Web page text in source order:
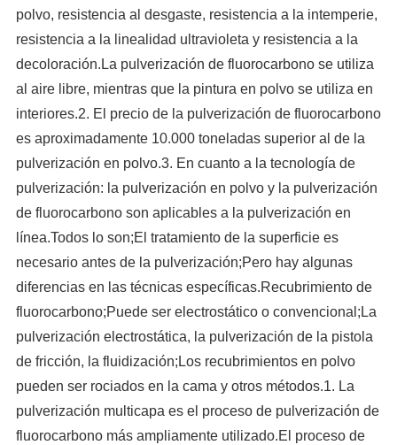
polvo, resistencia al desgaste, resistencia a la intemperie,
resistencia a la linealidad ultravioleta y resistencia a la
decoloración.La pulverización de fluorocarbono se utiliza
al aire libre, mientras que la pintura en polvo se utiliza en
interiores.2. El precio de la pulverización de fluorocarbono
es aproximadamente 10.000 toneladas superior al de la
pulverización en polvo.3. En cuanto a la tecnología de
pulverización: la pulverización en polvo y la pulverización
de fluorocarbono son aplicables a la pulverización en
línea.Todos lo son;El tratamiento de la superficie es
necesario antes de la pulverización;Pero hay algunas
diferencias en las técnicas específicas.Recubrimiento de
fluorocarbono;Puede ser electrostático o convencional;La
pulverización electrostática, la pulverización de la pistola
de fricción, la fluidización;Los recubrimientos en polvo
pueden ser rociados en la cama y otros métodos.1. La
pulverización multicapa es el proceso de pulverización de
fluorocarbono más ampliamente utilizado.El proceso de